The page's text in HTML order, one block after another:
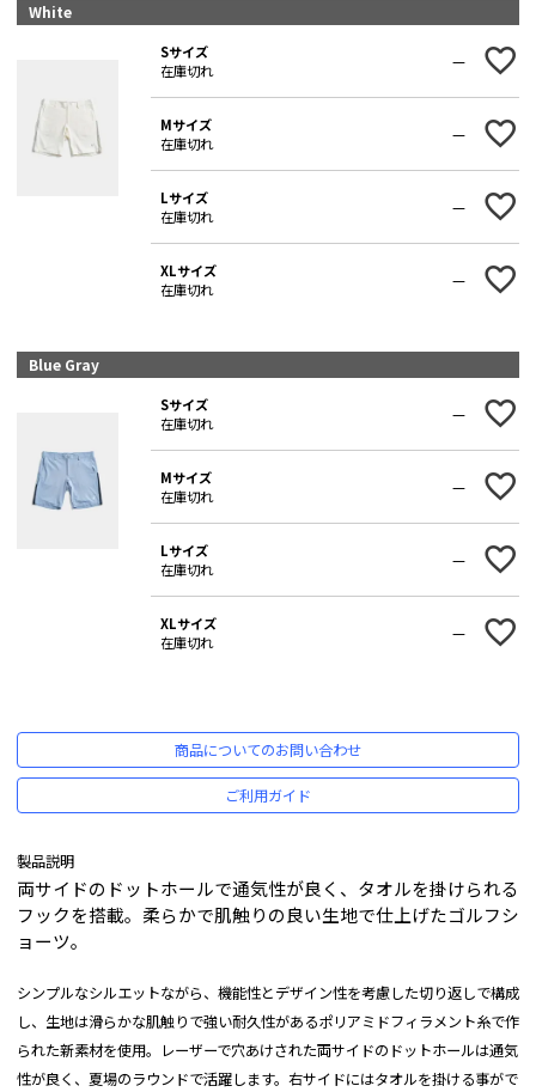
White
Sサイズ
在庫切れ
—
Mサイズ
在庫切れ
—
Lサイズ
在庫切れ
—
XLサイズ
在庫切れ
—
Blue Gray
Sサイズ
在庫切れ
—
Mサイズ
在庫切れ
—
Lサイズ
在庫切れ
—
XLサイズ
在庫切れ
—
商品についてのお問い合わせ
ご利用ガイド
製品説明
両サイドのドットホールで通気性が良く、タオルを掛けられる
フックを搭載。柔らかで肌触りの良い生地で仕上げたゴルフシ
ョーツ。
シンプルなシルエットながら、機能性とデザイン性を考慮した切り返しで構成
し、生地は滑らかな肌触りで強い耐久性があるポリアミドフィラメント糸で作
られた新素材を使用。レーザーで穴あけされた両サイドのドットホールは通気
性が良く、夏場のラウンドで活躍します。右サイドにはタオルを掛ける事がで